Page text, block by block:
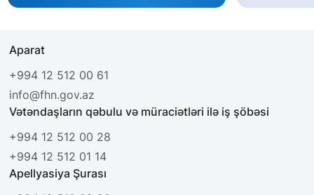
Aparat
+994 12 512 00 61
info@fhn.gov.az
Vətəndaşların qəbulu və müraciətləri ilə iş şöbəsi
+994 12 512 00 28
+994 12 512 01 14
Apellyasiya Şurası